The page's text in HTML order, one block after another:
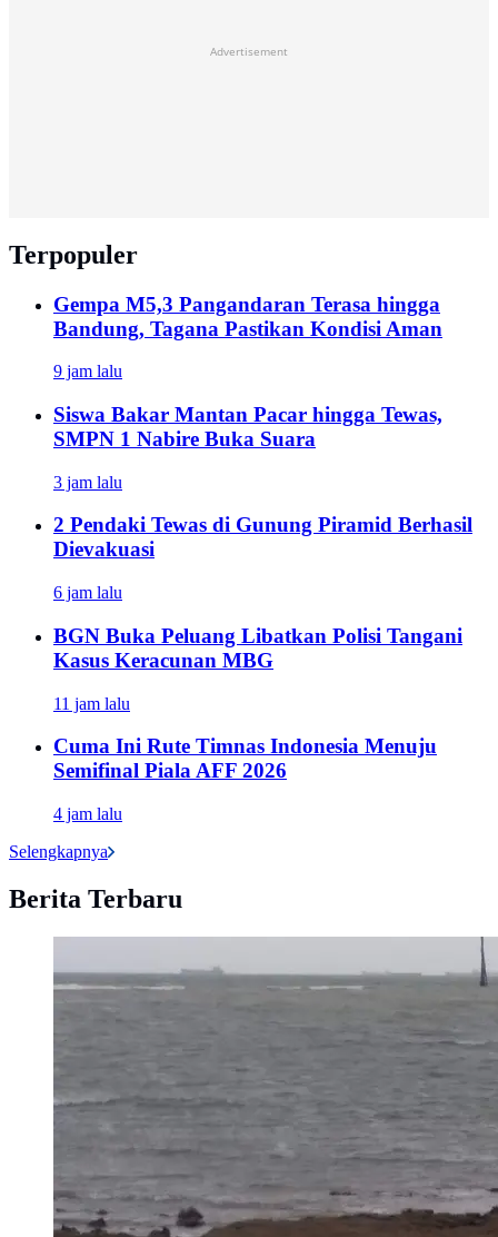
Advertisement
Terpopuler
Gempa M5,3 Pangandaran Terasa hingga
Bandung, Tagana Pastikan Kondisi Aman
9 jam lalu
Siswa Bakar Mantan Pacar hingga Tewas,
SMPN 1 Nabire Buka Suara
3 jam lalu
2 Pendaki Tewas di Gunung Piramid Berhasil
Dievakuasi
6 jam lalu
BGN Buka Peluang Libatkan Polisi Tangani
Kasus Keracunan MBG
11 jam lalu
Cuma Ini Rute Timnas Indonesia Menuju
Semifinal Piala AFF 2026
4 jam lalu
Selengkapnya
Berita Terbaru